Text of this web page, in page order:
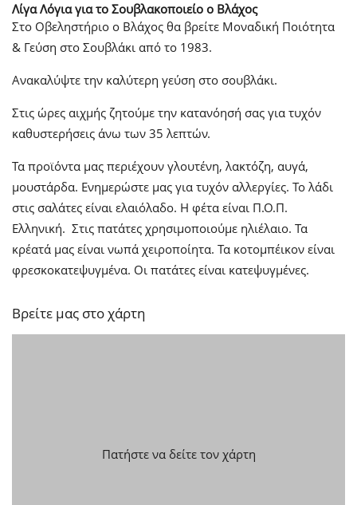
Λίγα Λόγια για το Σουβλακοποιείο ο Βλάχος
Στο Οβεληστήριο ο Βλάχος θα βρείτε Μοναδική Ποιότητα
& Γεύση στο Σουβλάκι από το 1983.
Ανακαλύψτε την καλύτερη γεύση στο σουβλάκι.
Στις ώρες αιχμής ζητούμε την κατανόησή σας για τυχόν
καθυστερήσεις άνω των 35 λεπτών.
Τα προϊόντα μας περιέχουν γλουτένη, λακτόζη, αυγά,
μουστάρδα. Ενημερώστε μας για τυχόν αλλεργίες. Το λάδι
στις σαλάτες είναι ελαιόλαδο. Η φέτα είναι Π.Ο.Π.
Ελληνική. Στις πατάτες χρησιμοποιούμε ηλιέλαιο. Τα
κρέατά μας είναι νωπά χειροποίητα. Τα κοτομπέικον είναι
φρεσκοκατεψυγμένα. Οι πατάτες είναι κατεψυγμένες.
Βρείτε μας στο χάρτη
Πατήστε να δείτε τον χάρτη